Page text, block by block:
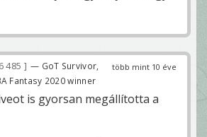
több mint 10 éve
485
— GoT Survivor,
Fantasy 2020 winner
is gyorsan megállította a